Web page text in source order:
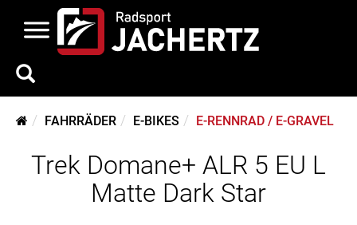
FAHRRÄDER E-BIKES E-RENNRAD / E-GRAVEL
Trek Domane+ ALR 5 EU L
Matte Dark Star